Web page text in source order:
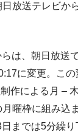
放送テレビか
は、朝日放送
に変更。こ
作による月 –
曜枠に組み込
までは5分繰